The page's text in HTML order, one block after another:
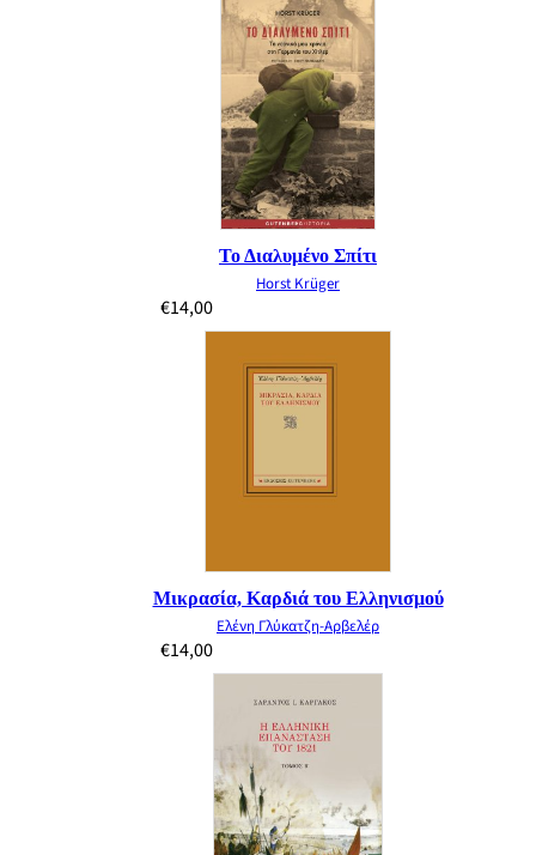
Το Διαλυμένο Σπίτι
Horst Krüger
€14,00
Μικρασία, Καρδιά του Ελληνισμού
Ελένη Γλύκατζη-Αρβελέρ
€14,00